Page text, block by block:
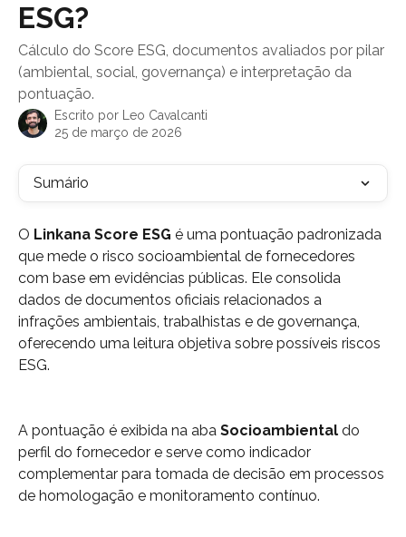
ESG?
Cálculo do Score ESG, documentos avaliados por pilar
(ambiental, social, governança) e interpretação da
pontuação.
Escrito por
Leo Cavalcanti
25 de março de 2026
Sumário
O Linkana Score ESG é uma pontuação padronizada
que mede o risco socioambiental de fornecedores
com base em evidências públicas. Ele consolida
dados de documentos oficiais relacionados a
infrações ambientais, trabalhistas e de governança,
oferecendo uma leitura objetiva sobre possíveis riscos
ESG.
A pontuação é exibida na aba Socioambiental do
perfil do fornecedor e serve como indicador
complementar para tomada de decisão em processos
de homologação e monitoramento contínuo.